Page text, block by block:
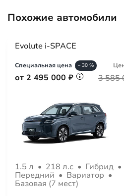
ЭРА-ГЛОНАСС
Обогрев зеркал
Обогрев форсунок
Электрорегулировка зеркал
Защита от угона
Центральный замок
Иммобилайзер
Отделка кожей рулевого колеса
Обогрев рулевого колеса
Вентиляция передних сидений
Похожие автомобили
Evolute i-SPACE
Специальная цена – 30 %
от 2 495 000 ₽ 3 585
1.5 л • 218 л.с • Гибрид •
Передний • Вариатор •
Базовая (7 мест)